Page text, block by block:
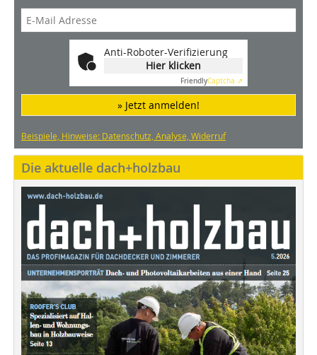
Anti-Roboter-Verifizierung
Hier klicken
FriendlyCaptcha ⇗
» Jetzt anmelden!
Beispiele, Hinweise: Datenschutz, Analyse, Widerruf
Die aktuelle dach+holzbau